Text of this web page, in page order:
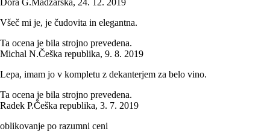
Dora G.Madžarska, 24. 12. 2019
Všeč mi je, je čudovita in elegantna.
Ta ocena je bila strojno prevedena.
Michal N.Češka republika, 9. 8. 2019
Lepa, imam jo v kompletu z dekanterjem za belo vino.
Ta ocena je bila strojno prevedena.
Radek P.Češka republika, 3. 7. 2019
oblikovanje po razumni ceni